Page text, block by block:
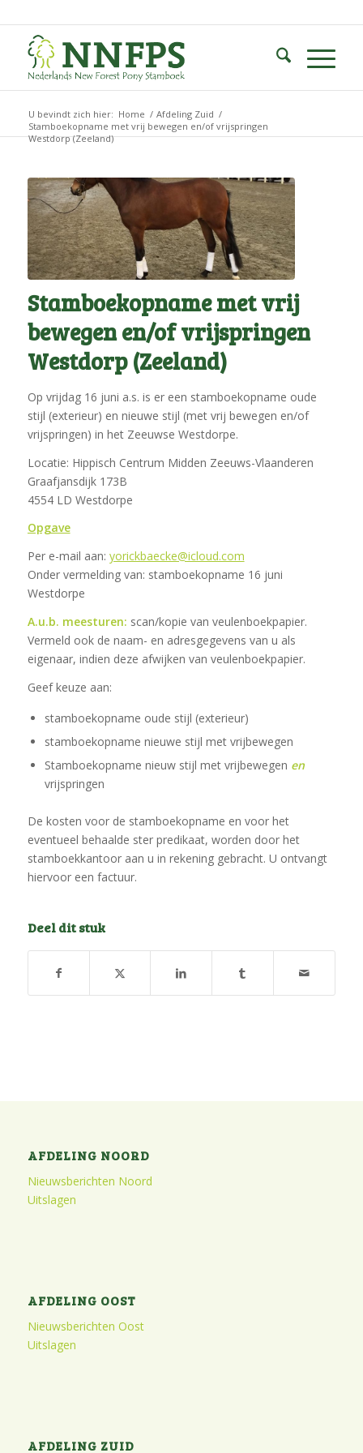
U bevindt zich hier: Home / Afdeling Zuid /
Stamboekopname met vrij bewegen en/of vrijspringen
Westdorp (Zeeland)
Stamboekopname met vrij
bewegen en/of vrijspringen
Westdorp (Zeeland)
Op vrijdag 16 juni a.s. is er een stamboekopname oude
stijl (exterieur) en nieuwe stijl (met vrij bewegen en/of
vrijspringen) in het Zeeuwse Westdorpe.
Locatie: Hippisch Centrum Midden Zeeuws-Vlaanderen
Graafjansdijk 173B
4554 LD Westdorpe
Opgave
Per e-mail aan: yorickbaecke@icloud.com
Onder vermelding van: stamboekopname 16 juni
Westdorpe
A.u.b. meesturen: scan/kopie van veulenboekpapier.
Vermeld ook de naam- en adresgegevens van u als
eigenaar, indien deze afwijken van veulenboekpapier.
Geef keuze aan:
stamboekopname oude stijl (exterieur)
stamboekopname nieuwe stijl met vrijbewegen
Stamboekopname nieuw stijl met vrijbewegen en
vrijspringen
De kosten voor de stamboekopname en voor het
eventueel behaalde ster predikaat, worden door het
stamboekkantoor aan u in rekening gebracht. U ontvangt
hiervoor een factuur.
Deel dit stuk
AFDELING NOORD
Nieuwsberichten Noord
Uitslagen
AFDELING OOST
Nieuwsberichten Oost
Uitslagen
AFDELING ZUID